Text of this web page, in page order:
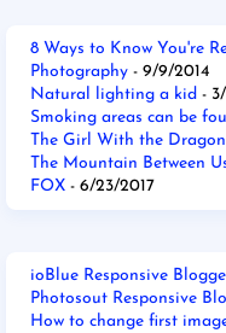
8 Ways to Know You're
Photography - 9/9/2014
Natural lighting a kid -
Smoking areas can be
The Girl With the
The Mountain Between
FOX - 6/23/2017
ioBlue Responsive
Photosout Responsive
How to change first